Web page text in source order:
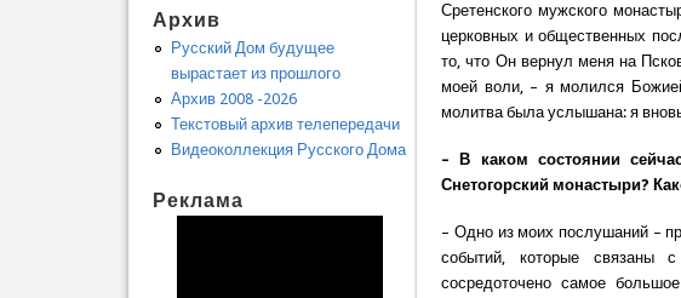
Сретенского мужского
церковных и общественных
то, что Он вернул меня на
моей воли, – я молился
молитва была услышана: я
– В каком состоянии
Снетогорский монастыри?
– Одно из моих послушаний –
событий, которые связаны
сосредоточено самое
Архив
Русский Дом будущее
вырастает из прошлого
Архив 2008 -2026
Текстовый архив телепередачи
Видеоколлекция Русского Дома
Реклама